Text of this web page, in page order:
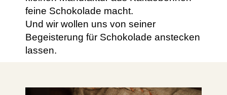
feine Schokolade macht.
Und wir wollen uns von seiner
Begeisterung für Schokolade anstecken
lassen.